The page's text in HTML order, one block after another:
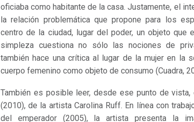
oficiaba como habitante de la casa. Justamente, el
la relación problemática que propone para los
centro de la ciudad, lugar del poder, un objeto que
simpleza cuestiona no sólo las nociones de
también hace una crítica al lugar de la mujer en la
cuerpo femenino como objeto de consumo (Cuadra,
También es posible leer, desde ese punto de vista,
(2010), de la artista Carolina Ruff. En línea con
del emperador (2005), la artista presenta la